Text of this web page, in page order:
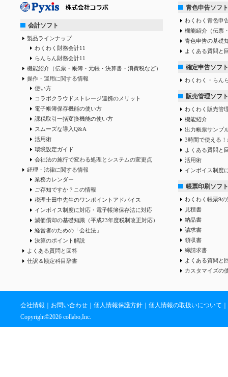
会計ソフト
製品ラインナップ
わくわく財務会計11
らんらん財務会計11
機能紹介（伝票・帳簿・元帳・決算書・消費税など）
操作・運用に関する情報
使い方
コラボクラウドストレージ連携のメリット
電子帳簿保存機能の使い方
課税取引一括変換機能の使い方
スムーズな導入Q&A
活用術
環境設定ガイド
会社法の施行で変わる処理とシステムの変更点
経理・法律に関する情報
業務カレンダー
ご存知ですか？この情報
税理士田中先生のワンポイントアドバイス
インボイス制度に対応・電子帳簿保存法に対応
減価償却の基礎知識（平成23年度税制改正対応）
経営者のための「会社法」
決算のポイント解説
よくある質問と回答
仕訳＆勘定科目辞書
青色申告ソフト
わくわく青色申
機能紹介（伝票
青色申告の基礎
よくある質問と
確定申告ソフト
わくわく・らん
販売管理ソフト
わくわく販売管
機能紹介
出力帳票サンプ
3時間で使える
よくある質問と
活用術
インボイス制度
帳票印刷ソフト
わくわく帳票9
見積書
納品書
請求書
領収書
締請求書
よくある質問と
カスタマイズの
会社情報 お問い合わせ 個人情報保護方針 個人情報の取扱いについて
Copyright©2026 collabo,Inc.